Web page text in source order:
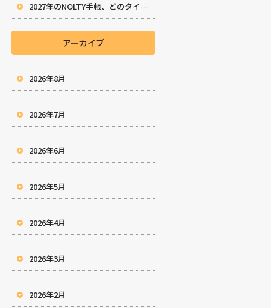
2027年のNOLTY手帳、どのタイプを選ぶ？完全ガイド
アーカイブ
2026年8月
2026年7月
2026年6月
2026年5月
2026年4月
2026年3月
2026年2月